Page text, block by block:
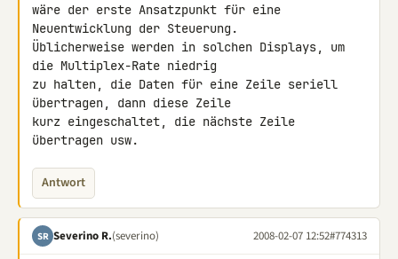
wäre der erste Ansatzpunkt für eine
Neuentwicklung der Steuerung.
Üblicherweise werden in solchen Displays, um
die Multiplex-Rate niedrig
zu halten, die Daten für eine Zeile seriell
übertragen, dann diese Zeile
kurz eingeschaltet, die nächste Zeile
übertragen usw.
Antwort
SR Severino R.(severino) 2008-02-07 12:52#774313